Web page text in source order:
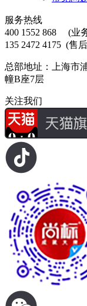
服务热线
400 1552 868
(业
135 2472 4175 (售
总部地址：上海市
幢B座7层
关注我们